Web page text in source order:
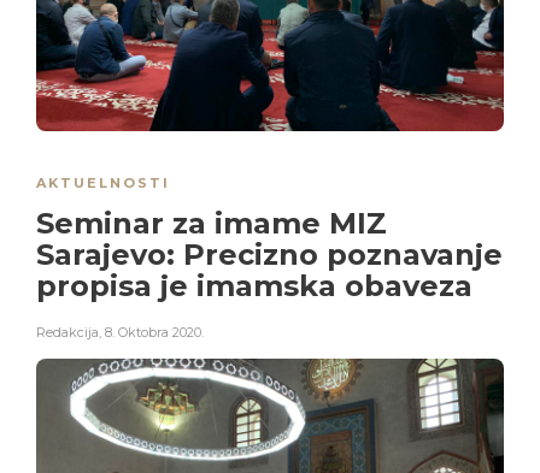
AKTUELNOSTI
Seminar za imame MIZ
Sarajevo: Precizno poznavanje
propisa je imamska obaveza
Redakcija, 8. Oktobra 2020.